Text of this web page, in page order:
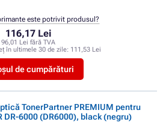
116,17 Lei
96,01 Lei fără TVA
în ultimele 30 de zile: 111,53 Lei
de cumpărături
este potrivit produsul?
TonerPartner PREMIUM pentru
DR-6000 (DR6000), black (negru)